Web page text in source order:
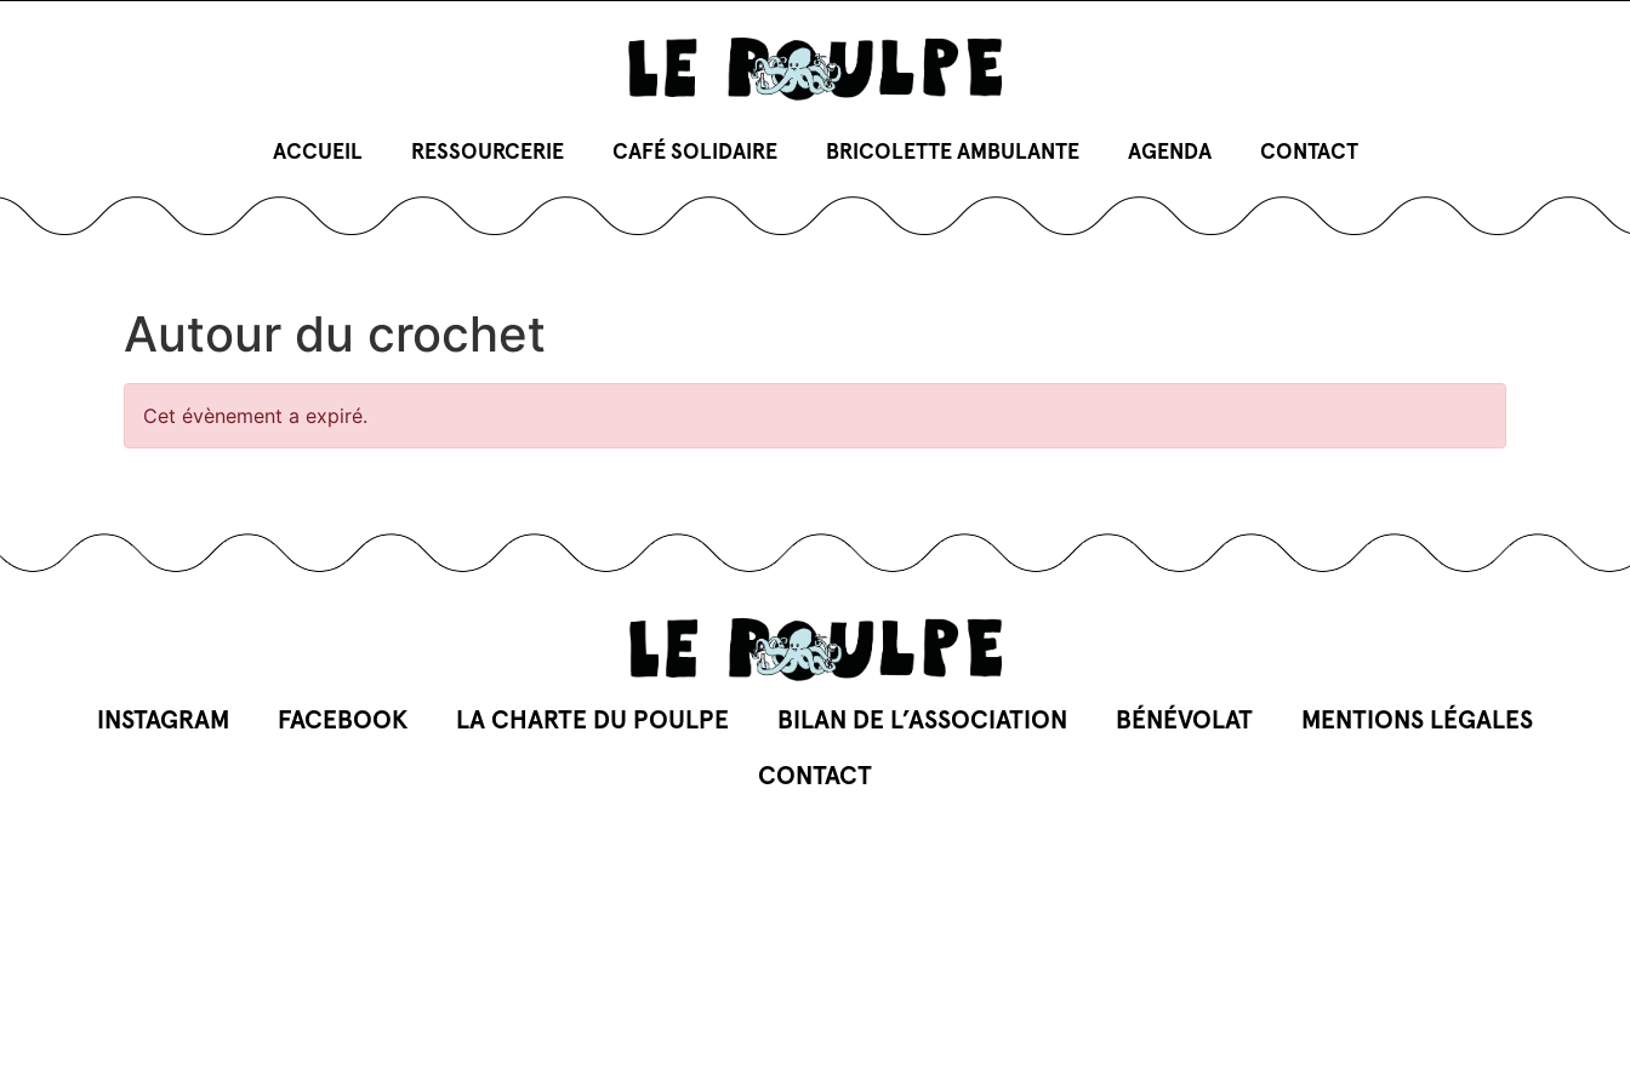
ACCUEIL RESSOURCERIE CAFÉ SOLIDAIRE BRICOLETTE AMBULANTE AGENDA CONTACT
Autour du crochet
Cet évènement a expiré.
INSTAGRAM FACEBOOK LA CHARTE DU POULPE BILAN DE L’ASSOCIATION BÉNÉVOLAT MENTIONS LÉGALES
CONTACT